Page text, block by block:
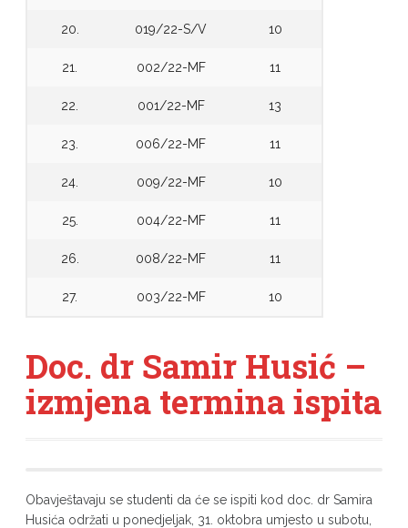
20. 019/22-S/V 10
21. 002/22-MF 11
22. 001/22-MF 13
23. 006/22-MF 11
24. 009/22-MF 10
25. 004/22-MF 11
26. 008/22-MF 11
27. 003/22-MF 10
Doc. dr Samir Husić –
izmjena termina ispita
Obavještavaju se studenti da će se ispiti kod doc. dr Samira
Husića održati u ponedjeljak, 31. oktobra umjesto u subotu,